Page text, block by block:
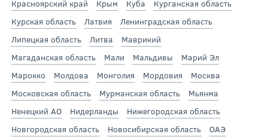
Красноярский край
Крым Куба
Курганская область
Курская область
Латвия
Ленинградская область
Липецкая область
Литва
Маврикий
Магаданская область
Мали Мальдивы
Марий Эл
Марокко
Молдова Монголия Мордовия
Москва
Московская область
Мурманская область
Мьянма
Ненецкий АО
Нидерланды
Нижегородская область
Новгородская область
Новосибирская область
ОАЭ